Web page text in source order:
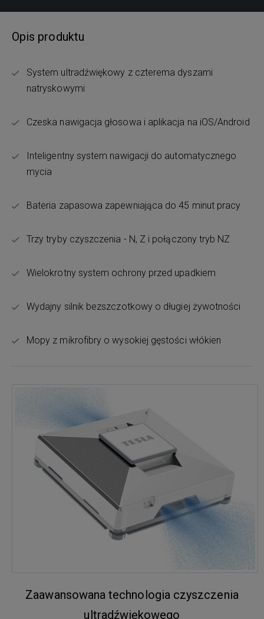
Opis produktu
System ultradźwiękowy z czterema dyszami
natryskowymi
Czeska nawigacja głosowa i aplikacja na iOS/Android
Inteligentny system nawigacji do automatycznego
mycia
Bateria zapasowa zapewniająca do 45 minut pracy
Trzy tryby czyszczenia - N, Z i połączony tryb NZ
Wielokrotny system ochrony przed upadkiem
Wydajny silnik bezszczotkowy o długiej żywotności
Mopy z mikrofibry o wysokiej gęstości włókien
Zaawansowana technologia czyszczenia
ultradźwiękowego